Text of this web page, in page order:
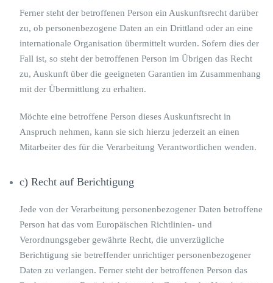
Ferner steht der betroffenen Person ein Auskunftsrecht darüber
zu, ob personenbezogene Daten an ein Drittland oder an eine
internationale Organisation übermittelt wurden. Sofern dies der
Fall ist, so steht der betroffenen Person im Übrigen das Recht
zu, Auskunft über die geeigneten Garantien im Zusammenhang
mit der Übermittlung zu erhalten.
Möchte eine betroffene Person dieses Auskunftsrecht in
Anspruch nehmen, kann sie sich hierzu jederzeit an einen
Mitarbeiter des für die Verarbeitung Verantwortlichen wenden.
c) Recht auf Berichtigung
Jede von der Verarbeitung personenbezogener Daten betroffene
Person hat das vom Europäischen Richtlinien- und
Verordnungsgeber gewährte Recht, die unverzügliche
Berichtigung sie betreffender unrichtiger personenbezogener
Daten zu verlangen. Ferner steht der betroffenen Person das